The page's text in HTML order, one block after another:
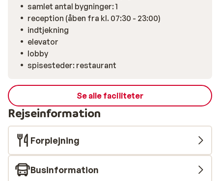
samlet antal bygninger: 1
reception (åben fra kl. 07:30 - 23:00)
indtjekning
elevator
lobby
spisesteder: restaurant
Se alle faciliteter
Rejseinformation
Forplejning
Businformation